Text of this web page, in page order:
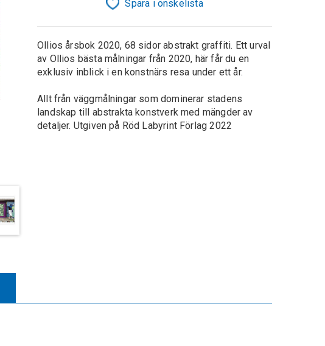
Spara i önskelista
Ollios årsbok 2020, 68 sidor abstrakt graffiti. Ett urval
av Ollios bästa målningar från 2020, här får du en
exklusiv inblick i en konstnärs resa under ett år.
Allt från väggmålningar som dominerar stadens
landskap till abstrakta konstverk med mängder av
detaljer. Utgiven på Röd Labyrint Förlag 2022